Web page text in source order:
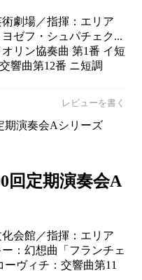
劇場／指揮：エリア
ゼフ・シュパチェク...
リン協奏曲 第1番 イ短
響曲第12番 ニ短調
レビューを書く
回定期演奏会A
会館／指揮：エリア
：幻想曲「フランチェ
ヴィチ：交響曲第11